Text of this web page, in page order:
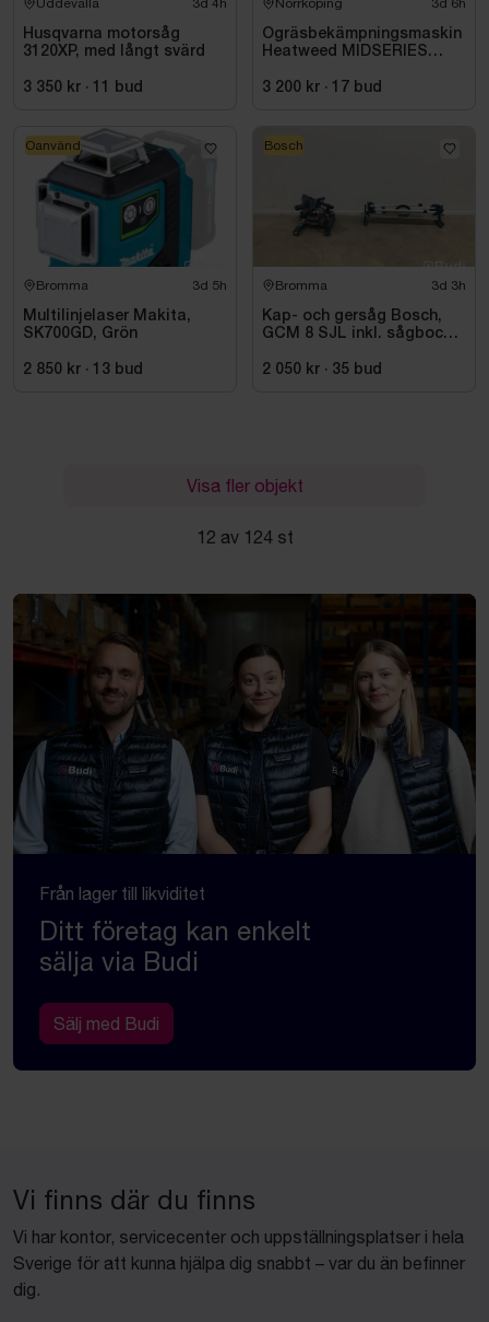
Uddevalla 3d 4h
Husqvarna motorsåg
3120XP, med långt svärd
3 350 kr · 11 bud
Norrköping 3d 6h
Ogräsbekämpningsmaskin
Heatweed MIDSERIES
3 200 kr · 17 bud
Bromma 3d 5h
Multilinjelaser Makita,
SK700GD, Grön
2 850 kr · 13 bud
Oanvänd
Bromma 3d 3h
Kap- och gersåg Bosch,
GCM 8 SJL inkl. sågbock
2 050 kr · 35 bud
Bosch
Visa fler objekt
12 av 124 st
Från lager till likviditet
Ditt företag kan enkelt
sälja via Budi
Sälj med Budi
Vi finns där du finns
Vi har kontor, servicecenter och uppställningsplatser i hela
Sverige för att kunna hjälpa dig snabbt – var du än befinner
dig.